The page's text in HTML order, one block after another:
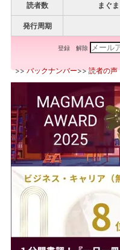
読者数 まぐ
発行周期
登録 解除
>>バックナンバー>>読者の声